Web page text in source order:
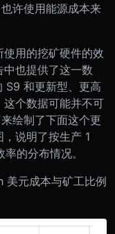
许使用能源成本来
用的挖矿硬件的效
也提供了这一数
S9 和更新型、更高
个数据可能并不可
绘制了下面这个更
说明了按生产 1
的分布情况。
美元成本与矿工比例